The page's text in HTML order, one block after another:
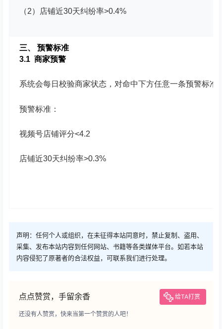
（2）店铺近30天纠纷率>0.4%
三、 预警标准
3.1 商家预警
系统会每日校验商家状态，对命中下方任意一条预警标
预警标准：
视频号店铺评分<4.2
店铺近30天纠纷率>0.3%
声明：任何个人或组织，在未征得本站同意时，禁止复制、盗用、
采集、发布本站内容到任何网站、书籍等各类媒体平台。如若本站
内容侵犯了原著者的合法权益，可联系我们进行处理。
点点赞赏，手留余香 给TA打赏
还没有人赞赏，快来当第一个赞赏的人吧！